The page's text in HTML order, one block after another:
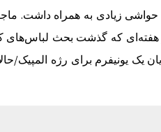
حواشی زیادی به همراه داشت.
که گذشت بحث لباس‌های
یک یونیفرم برای رژه المپیک/